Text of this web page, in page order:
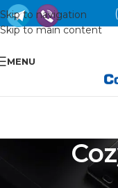
Skip to navigation
Skip to main content
MENU